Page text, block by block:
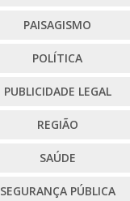
PAISAGISMO
POLÍTICA
PUBLICIDADE LEGAL
REGIÃO
SAÚDE
SEGURANÇA PÚBLICA